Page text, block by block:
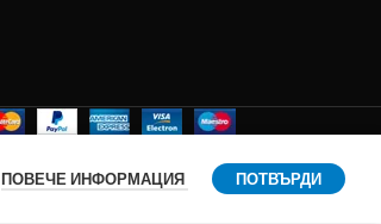
ПОВЕЧЕ ИНФОРМАЦИЯ ПОТВЪРДИ